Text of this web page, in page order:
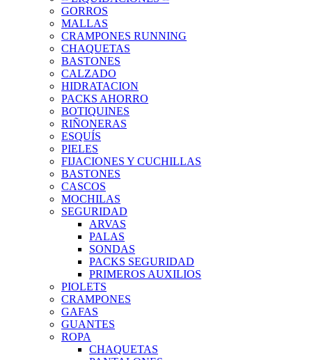
GORROS
MALLAS
CRAMPONES RUNNING
CHAQUETAS
BASTONES
CALZADO
HIDRATACION
PACKS AHORRO
BOTIQUINES
RIÑONERAS
ESQUÍS
PIELES
FIJACIONES Y CUCHILLAS
BASTONES
CASCOS
MOCHILAS
SEGURIDAD
ARVAS
PALAS
SONDAS
PACKS SEGURIDAD
PRIMEROS AUXILIOS
PIOLETS
CRAMPONES
GAFAS
GUANTES
ROPA
CHAQUETAS